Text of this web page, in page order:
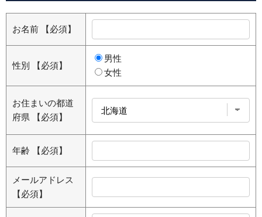
お名前 【必須】
性別 【必須】
男性
女性
お住まいの都道
府県
【必須】
年齢 【必須】
メールアドレス
【必須】